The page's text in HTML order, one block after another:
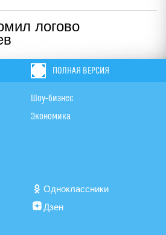
логово
ПОЛНАЯ ВЕРСИЯ
Шоу-бизнес
Экономика
Одноклассники
Дзен